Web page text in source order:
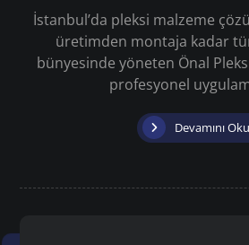
İstanbul’da pleksi malzeme
üretimden montaja kadar
bünyesinde yöneten Önal
profesyonel
Devamını Oku